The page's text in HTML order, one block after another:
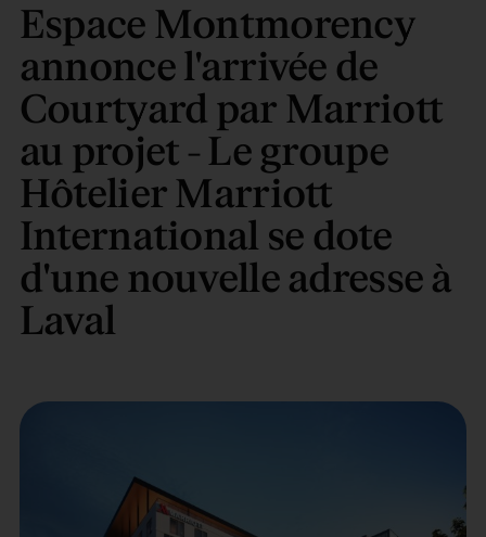
Espace Montmorency
annonce l'arrivée de
Courtyard par Marriott
au projet - Le groupe
Hôtelier Marriott
International se dote
d'une nouvelle adresse à
Laval